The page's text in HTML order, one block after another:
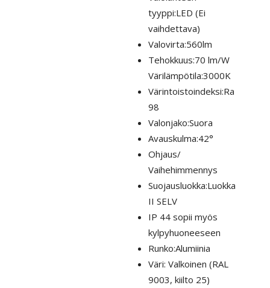
tyyppi:LED (Ei
vaihdettava)
Valovirta:560lm
Tehokkuus:70 lm/W
Värilämpötila:3000K
Värintoistoindeksi:Ra
98
Valonjako:Suora
Avauskulma:42°
Ohjaus/
Vaihehimmennys
Suojausluokka:Luokka
II SELV
IP 44 sopii myös
kylpyhuoneeseen
Runko:Alumiinia
Väri: Valkoinen (RAL
9003, kiilto 25)